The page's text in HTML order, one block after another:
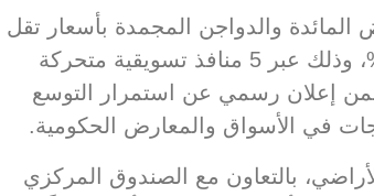
والدواجن المجمدة بأسعار تقل
عن الأسواق الحرة بما يصل إلى 25%، وذلك عبر 5 منافذ تسويقية متحركة
إعلان رسمي عن استمرار التوسع
في الأسواق والمعارض الحكومية.
بالتعاون مع الصندوق المركزي